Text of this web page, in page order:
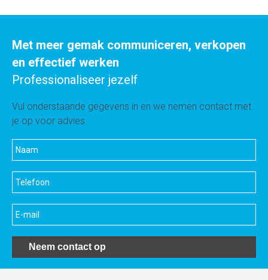
Met meer gemak communiceren, verkopen
en effectief werken
Professionaliseer jezelf
Vul onderstaande gegevens in en we nemen contact met
je op voor advies
Neem contact op